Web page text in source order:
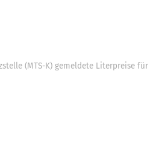
(MTS-K) gemeldete Literpreise für